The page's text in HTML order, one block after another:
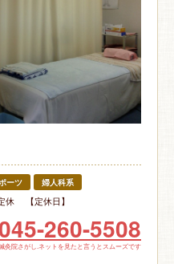
ーツ 婦人科系
休 【定休日】
260-5508
灸院さがし.ネットを見たと言うとスムーズです